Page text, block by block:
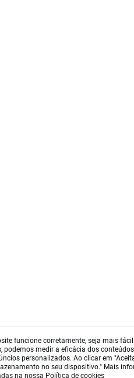
funcione corretamente, seja mais
podemos medir a eficácia dos
personalizados. Ao clicar em
no seu dispositivo." Mais
na nossa Política de cookies